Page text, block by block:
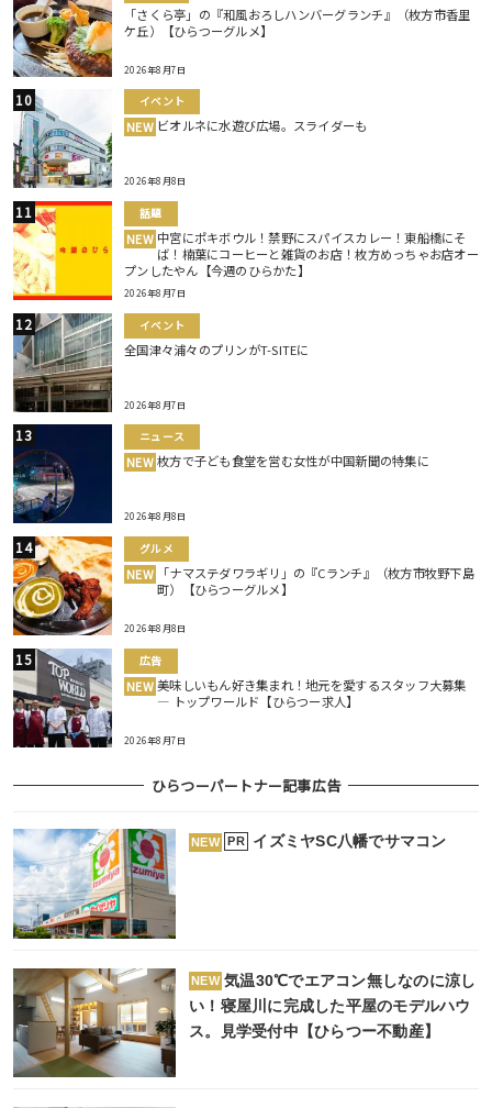
「さくら亭」の『和風おろしハンバーグランチ』（枚方市香里
ケ丘）【ひらつーグルメ】
2026年8月7日
イベント
NEW ビオルネに水遊び広場。スライダーも
2026年8月8日
話題
NEW 中宮にポキボウル！禁野にスパイスカレー！東船橋にそ
ば！楠葉にコーヒーと雑貨のお店！枚方めっちゃお店オー
プンしたやん【今週のひらかた】
2026年8月7日
イベント
全国津々浦々のプリンがT-SITEに
2026年8月7日
ニュース
NEW 枚方で子ども食堂を営む女性が中国新聞の特集に
2026年8月8日
グルメ
NEW
「ナマステダワラギリ」の『Cランチ』（枚方市牧野下島
町）【ひらつーグルメ】
2026年8月8日
広告
NEW 美味しいもん好き集まれ！地元を愛するスタッフ大募集
― トップワールド【ひらつー求人】
2026年8月7日
ひらつーパートナー記事広告
NEW PR イズミヤSC八幡でサマコン
NEW 気温30℃でエアコン無しなのに涼し
い！寝屋川に完成した平屋のモデルハウ
ス。見学受付中【ひらつー不動産】